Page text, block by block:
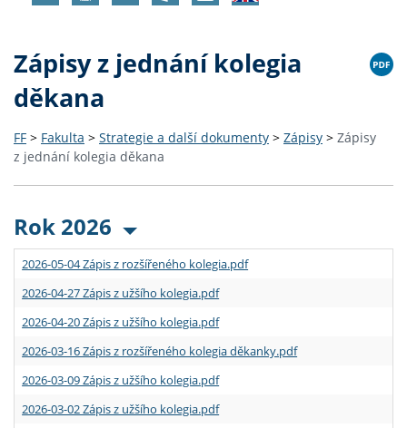
Zápisy z jednání kolegia
děkana
FF > Fakulta > Strategie a další dokumenty > Zápisy > Zápisy
z jednání kolegia děkana
Rok 2026
2026-05-04 Zápis z rozšířeného kolegia.pdf
2026-04-27 Zápis z užšího kolegia.pdf
2026-04-20 Zápis z užšího kolegia.pdf
2026-03-16 Zápis z rozšířeného kolegia děkanky.pdf
2026-03-09 Zápis z užšího kolegia.pdf
2026-03-02 Zápis z užšího kolegia.pdf